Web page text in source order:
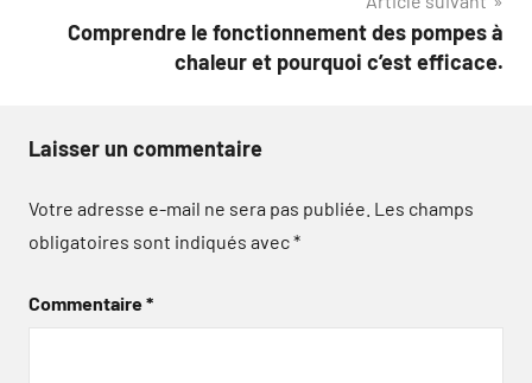
Comprendre le fonctionnement des pompes à
chaleur et pourquoi c’est efficace.
Laisser un commentaire
Votre adresse e-mail ne sera pas publiée. Les champs
obligatoires sont indiqués avec*
Commentaire*